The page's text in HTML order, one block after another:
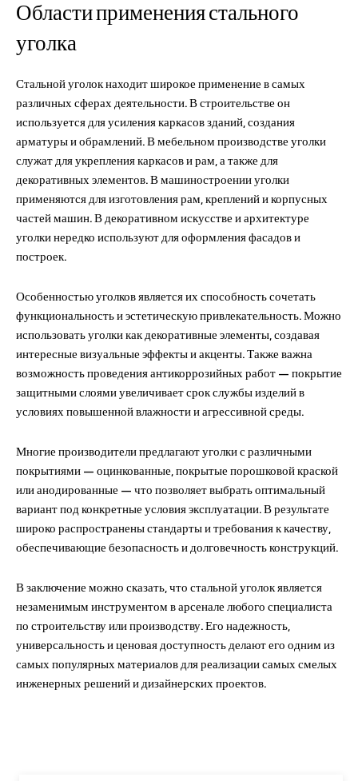
Области применения стального
уголка
Стальной уголок находит широкое применение в самых
различных сферах деятельности. В строительстве он
используется для усиления каркасов зданий, создания
арматуры и обрамлений. В мебельном производстве уголки
служат для укрепления каркасов и рам, а также для
декоративных элементов. В машиностроении уголки
применяются для изготовления рам, креплений и корпусных
частей машин. В декоративном искусстве и архитектуре
уголки нередко используют для оформления фасадов и
построек.
Особенностью уголков является их способность сочетать
функциональность и эстетическую привлекательность. Можно
использовать уголки как декоративные элементы, создавая
интересные визуальные эффекты и акценты. Также важна
возможность проведения антикоррозийных работ — покрытие
защитными слоями увеличивает срок службы изделий в
условиях повышенной влажности и агрессивной среды.
Многие производители предлагают уголки с различными
покрытиями — оцинкованные, покрытые порошковой краской
или анодированные — что позволяет выбрать оптимальный
вариант под конкретные условия эксплуатации. В результате
широко распространены стандарты и требования к качеству,
обеспечивающие безопасность и долговечность конструкций.
В заключение можно сказать, что стальной уголок является
незаменимым инструментом в арсенале любого специалиста
по строительству или производству. Его надежность,
универсальность и ценовая доступность делают его одним из
самых популярных материалов для реализации самых смелых
инженерных решений и дизайнерских проектов.